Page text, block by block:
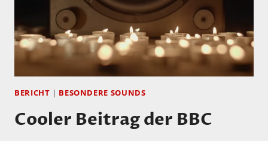
JAGGAT
BERICHT | BESONDERE SOUNDS
Cooler Beitrag der BBC